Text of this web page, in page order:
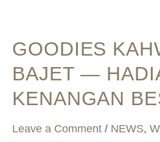
GOODIES
BAJET —
KENANGAN
Leave a Comment / NEWS,
Bajet
Hadiah
Kecil,
Besar